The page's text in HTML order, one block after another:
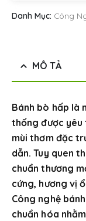
Danh Mục: Công
MÔ TẢ
Bánh bò hấp là
thống được yêu
mùi thơm đặc
dẫn. Tuy quen
chuẩn thương
cứng, hương vị
Công nghệ
chuẩn hóa